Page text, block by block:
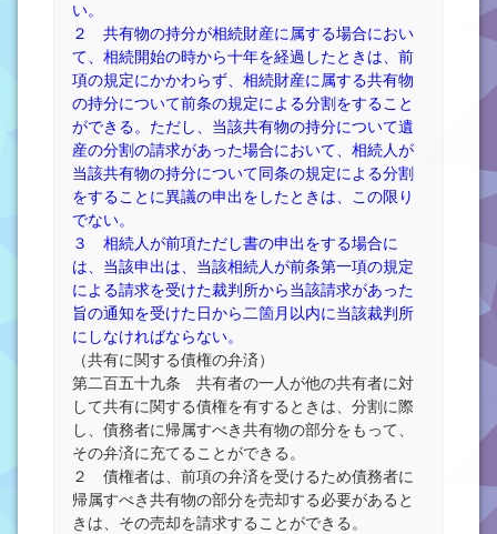
い。
２ 共有物の持分が相続財産に属する場合におい
て、相続開始の時から十年を経過したときは、前
項の規定にかかわらず、相続財産に属する共有物
の持分について前条の規定による分割をすること
ができる。ただし、当該共有物の持分について遺
産の分割の請求があった場合において、相続人が
当該共有物の持分について同条の規定による分割
をすることに異議の申出をしたときは、この限り
でない。
３ 相続人が前項ただし書の申出をする場合に
は、当該申出は、当該相続人が前条第一項の規定
による請求を受けた裁判所から当該請求があった
旨の通知を受けた日から二箇月以内に当該裁判所
にしなければならない。
（共有に関する債権の弁済）
第二百五十九条 共有者の一人が他の共有者に対
して共有に関する債権を有するときは、分割に際
し、債務者に帰属すべき共有物の部分をもって、
その弁済に充てることができる。
２ 債権者は、前項の弁済を受けるため債務者に
帰属すべき共有物の部分を売却する必要があると
きは、その売却を請求することができる。